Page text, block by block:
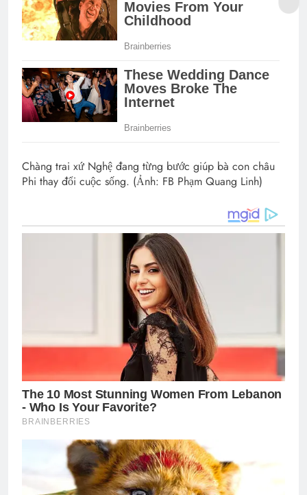
Chàng trai xứ Nghệ đang từng bước giúp bà con châu
Phi thay đổi cuộc sống. (Ảnh: FB Phạm Quang Linh)